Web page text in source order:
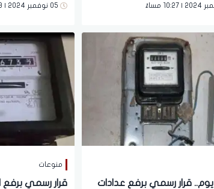
05 نوفمبر 2024 | 06:13 مساءً
بعد 60 يوم.. قرار رسمي برفع عدادات
منوعات
قرار رسمي برفع